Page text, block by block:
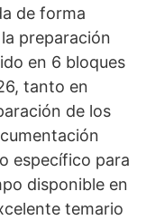
de forma
preparación
en 6 bloques
tanto en
de los
específico para
disponible en
temario